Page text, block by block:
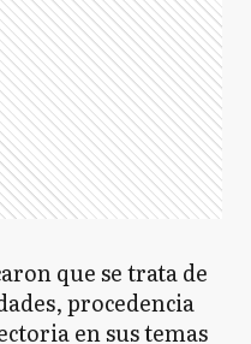
que se trata de
procedencia
en sus temas